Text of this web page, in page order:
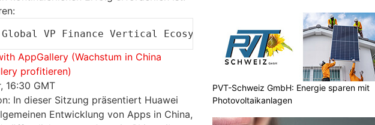
VP Finance Vertical Ecosystem & Partnership, Huawei -
AppGallery (Wachstum in China
profitieren)
16:30 GMT
In dieser Sitzung präsentiert Huawei
Entwicklung von Apps in China,
PVT-Schweiz GmbH: Energie sparen mit
Photovoltaikanlagen